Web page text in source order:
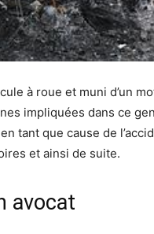
à roue et muni d’un
impliquées dans ce
que cause de
et ainsi de suite.
avocat